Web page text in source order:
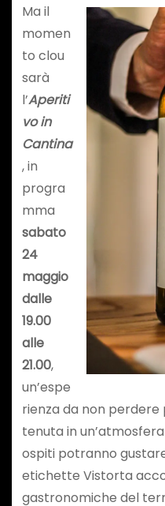
Ma il
momen
to clou
sarà
l’Aperiti
vo in
Cantina
, in
progra
mma
sabato
24
maggio
dalle
19.00
alle
21.00,
un’espe
rienza da non perdere
tenuta in
ospiti potranno
etichette Vistorta
gastronomiche del